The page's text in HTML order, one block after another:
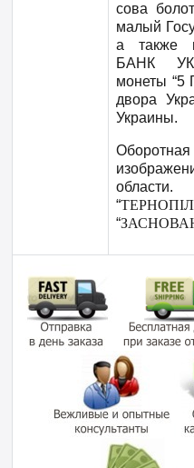
сова
малый
а также
БАНК
монеты “5
двора
Украины.
“
“